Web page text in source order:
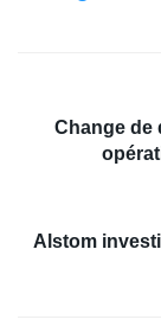
Change de
Alstom